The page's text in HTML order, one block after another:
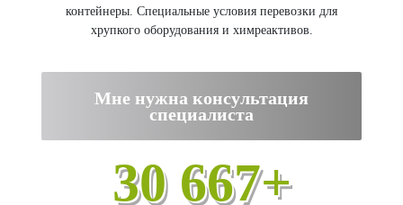
контейнеры. Специальные условия перевозки для
хрупкого оборудования и химреактивов.
Мне нужна консультация
специалиста
30 667+